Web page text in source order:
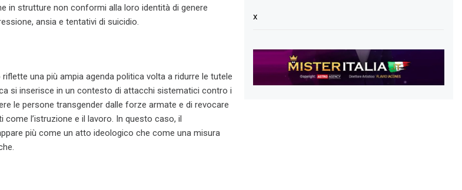
in strutture non conformi alla loro identità di genere
ansia e tentativi di suicidio.
una più ampia agenda politica volta a ridurre le tutele
si inserisce in un contesto di attacchi sistematici contro i
le persone transgender dalle forze armate e di revocare
l’istruzione e il lavoro. In questo caso, il
più come un atto ideologico che come una misura
x